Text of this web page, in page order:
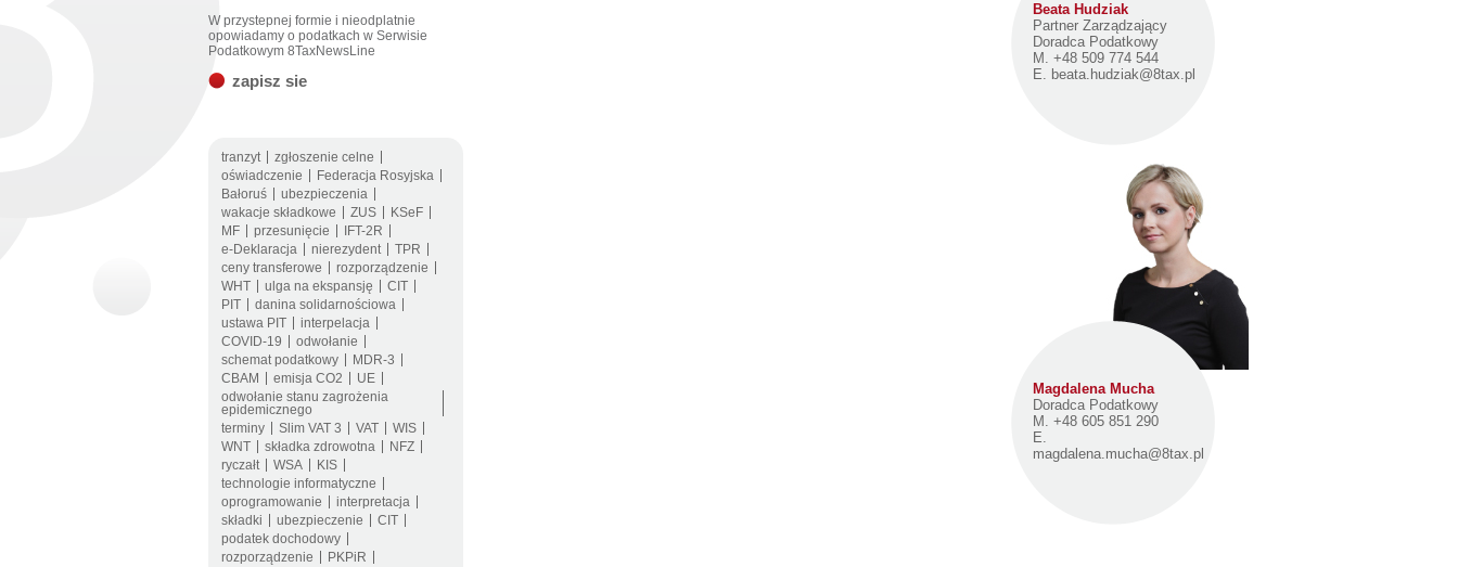
W przystepnej formie i nieodplatnie
opowiadamy o podatkach w Serwisie
Podatkowym 8TaxNewsLine
zapisz sie
tranzyt
zgłoszenie celne
oświadczenie
Federacja Rosyjska
Bałoruś
ubezpieczenia
wakacje składkowe
ZUS
KSeF
MF
przesunięcie
IFT-2R
e-Deklaracja
nierezydent
TPR
ceny transferowe
rozporządzenie
WHT
ulga na ekspansję
CIT
PIT
danina solidarnościowa
ustawa PIT
interpelacja
COVID-19
odwołanie
schemat podatkowy
MDR-3
CBAM
emisja CO2
UE
odwołanie stanu zagrożenia
epidemicznego
terminy
Slim VAT 3 VAT
WIS
WNT
składka zdrowotna
NFZ
ryczałt
WSA
KIS
technologie informatyczne
oprogramowanie
interpretacja
składki
ubezpieczenie
CIT
podatek dochodowy
rozporządzenie
PKPiR
Beata Hudziak
Partner Zarządzający
Doradca Podatkowy
M. +48 509 774 544
E. beata.hudziak@8tax.pl
Magdalena Mucha
Doradca Podatkowy
M. +48 605 851 290
E.
magdalena.mucha@8tax.pl